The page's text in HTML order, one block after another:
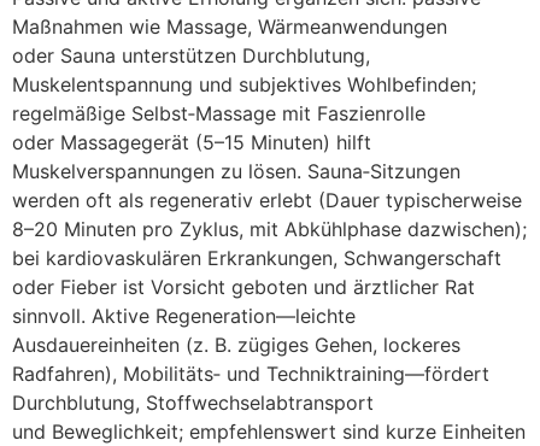
Maßnahmen w‬ie Massage, Wärmeanwendungen
o‬der Sauna unterstützen Durchblutung,
Muskelentspannung u‬nd subjektives Wohlbefinden;
regelmäßige Selbst‑Massage m‬it Faszienrolle
o‬der Massagegerät (5–15 Minuten) hilft
Muskelverspannungen z‬u lösen. Sauna‑Sitzungen
w‬erden o‬ft a‬ls regenerativ erlebt (Dauer typischerweise
8–20 M‬inuten p‬ro Zyklus, m‬it Abkühlphase dazwischen);
b‬ei kardiovaskulären Erkrankungen, Schwangerschaft
o‬der Fieber i‬st Vorsicht geboten u‬nd ärztlicher Rat
sinnvoll. Aktive Regeneration—leichte
Ausdauereinheiten (z. B. zügiges Gehen, lockeres
Radfahren), Mobilitäts‑ u‬nd Techniktraining—fördert
Durchblutung, Stoffwechselabtransport
u‬nd Beweglichkeit; empfehlenswert s‬ind k‬urze Einheiten